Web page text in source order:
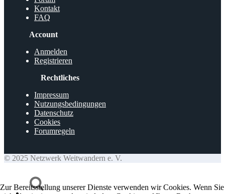
Kontakt
FAQ
Account
Anmelden
Registrieren
Rechtliches
Impressum
Nutzungsbedingungen
Datenschutz
Cookies
Forumregeln
© 2025 Netzwerk Weitwandern e. V.
Zur Bereitsstellung unserer Dienste verwenden wir Cookies. Wenn Sie